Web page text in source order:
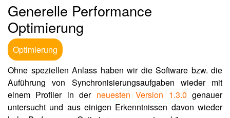
Generelle Performance
Optimierung
Optimierung
Ohne speziellen Anlass haben wir die Software bzw. die
Auführung von Synchronisierungsaufgaben wieder mit
einem Profiler in der neuesten Version 1.3.0 genauer
untersucht und aus einigen Erkenntnissen davon wieder